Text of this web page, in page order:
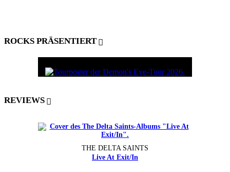
ROCKS PRÄSENTIERT
REVIEWS
THE DELTA SAINTS
Live At Exit/In